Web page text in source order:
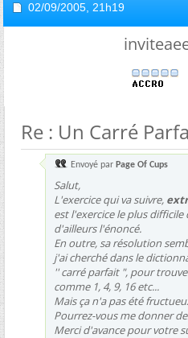
02/09/2005, 21h19
Re : Un Carré
Envoyé par Page Of Cups
Salut,
L'exercice qui va suivre,
est l'exercice le plus
d'ailleurs l'énoncé.
En outre, sa résolution
j'ai cherché dans le
'' carré parfait ", pour
comme 1, 4, 9, 16 etc...
Mais ça n'a pas été
Pourrez-vous me donner
Merci d'avance pour votre